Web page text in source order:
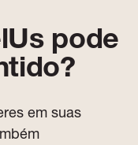
pode
em suas